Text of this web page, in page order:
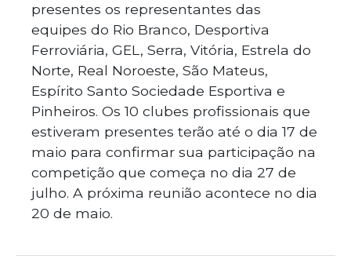
presentes os representantes das
equipes do Rio Branco, Desportiva
Ferroviária, GEL, Serra, Vitória, Estrela do
Norte, Real Noroeste, São Mateus,
Espírito Santo Sociedade Esportiva e
Pinheiros. Os 10 clubes profissionais que
estiveram presentes terão até o dia 17 de
maio para confirmar sua participação na
competição que começa no dia 27 de
julho. A próxima reunião acontece no dia
20 de maio.